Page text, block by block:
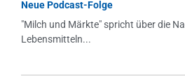
Neue Podcast-Folge
"Milch und Märkte" spricht über die
Lebensmitteln...